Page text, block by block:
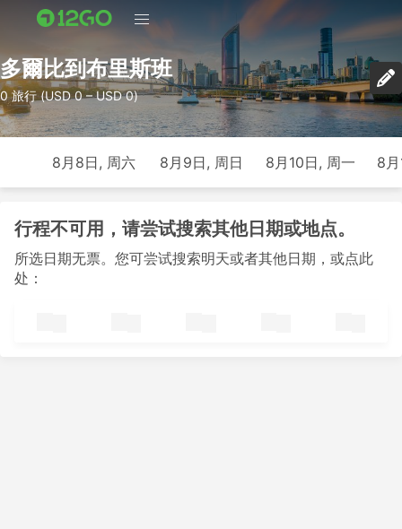
多爾比到布里斯班
0 旅行 (USD 0 – USD 0)
8月8日, 周六 8月9日, 周日 8月10日, 周一 8
行程不可用，请尝试搜索其他日期或地点。
所选日期无票。您可尝试搜索明天或者其他日期，或点此
处：